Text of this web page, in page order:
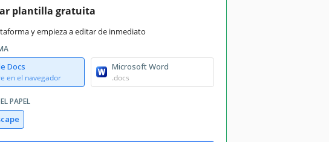
plantilla gratuita
y empieza a editar de inmediato
Docs
en el navegador
Microsoft Word
.docs
PAPEL